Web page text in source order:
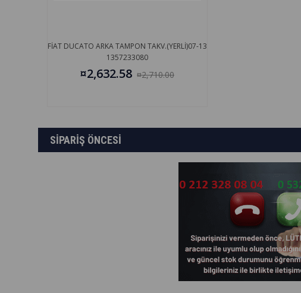
FİAT DUCATO ARKA TAMPON TAKV.(YERLİ)07-13
1357233080
¤2,632.58 ¤2,710.00
SİPARİŞ ÖNCESİ